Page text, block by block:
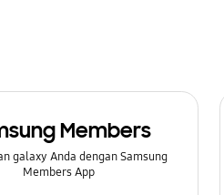
Members
galaxy Anda dengan Samsung
Members App